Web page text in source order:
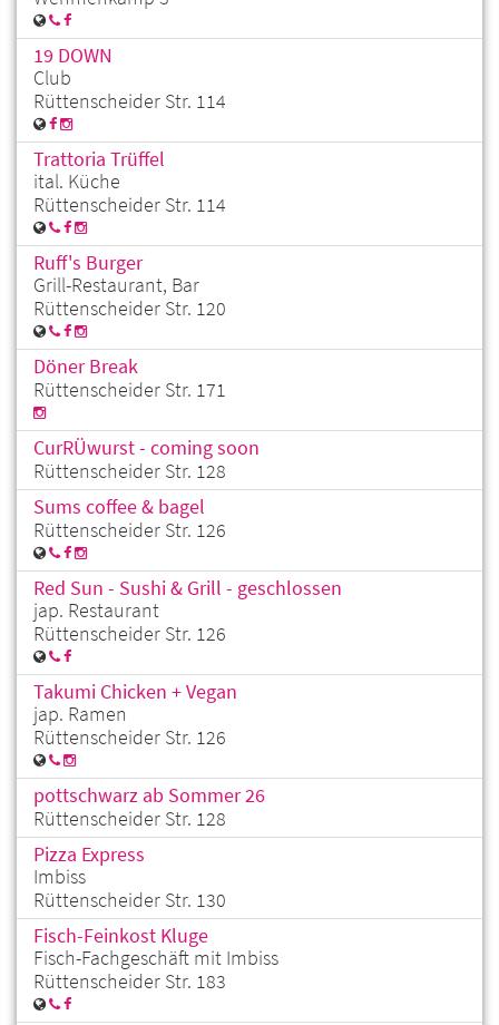
19 DOWN
Club
Rüttenscheider Str. 114
Trattoria Trüffel
ital. Küche
Rüttenscheider Str. 114
Ruff's Burger
Grill-Restaurant, Bar
Rüttenscheider Str. 120
Döner Break
Rüttenscheider Str. 171
CurRÜwurst - coming soon
Rüttenscheider Str. 128
Sums coffee & bagel
Rüttenscheider Str. 126
Red Sun - Sushi & Grill - geschlossen
jap. Restaurant
Rüttenscheider Str. 126
Takumi Chicken + Vegan
jap. Ramen
Rüttenscheider Str. 126
pottschwarz ab Sommer 26
Rüttenscheider Str. 128
Pizza Express
Imbiss
Rüttenscheider Str. 130
Fisch-Feinkost Kluge
Fisch-Fachgeschäft mit Imbiss
Rüttenscheider Str. 183